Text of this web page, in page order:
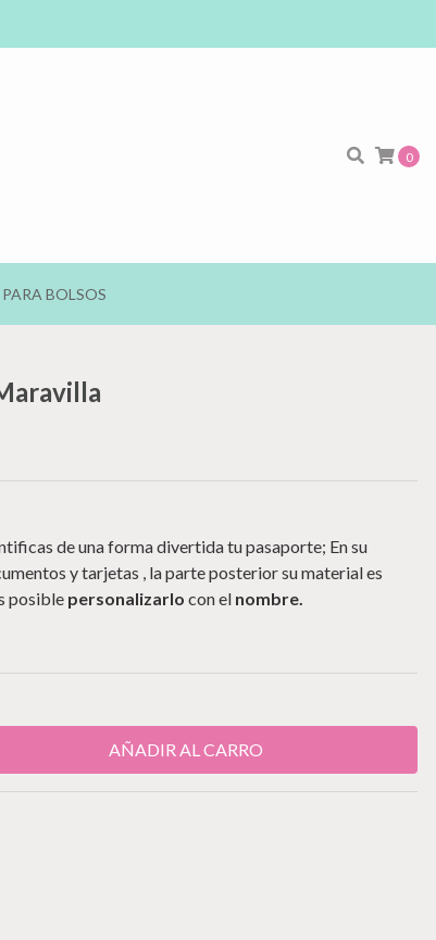
0
BOLSOS
de una forma divertida tu pasaporte; En su
y tarjetas , la parte posterior su material es
posible personalizarlo con el nombre.